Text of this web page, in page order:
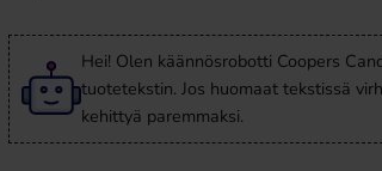
Hei! Olen käännösrobotti Coopers
tuotetekstin. Jos huomaat tekstissä
kehittyä paremmaksi.